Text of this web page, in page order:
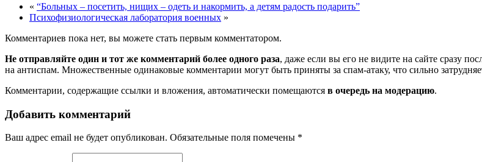
« “Больных – посетить, нищих – одеть и накормить, а детям радость подарить”
Психофизиологическая лаборатория военных »
Комментариев пока нет, вы можете стать первым комментатором.
Не отправляйте один и тот же комментарий более одного раза, даже если вы его не видите на сайте сразу
на антиспам. Множественные одинаковые комментарии могут быть приняты за спам-атаку, что сильно
Комментарии, содержащие ссылки и вложения, автоматически помещаются в очередь на модерацию.
Добавить комментарий
Ваш адрес email не будет опубликован. Обязательные поля помечены *